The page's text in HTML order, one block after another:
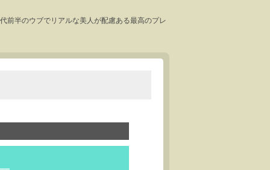
前半のウブでリアルな美人が配慮ある最高のプレ